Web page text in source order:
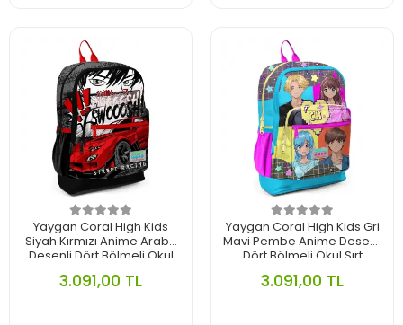
Yaygan Coral High Kids
Siyah Kırmızı Anime Araba
Desenli Dört Bölmeli Okul
3.091,00 TL
Yaygan Coral High Kids Gri
Mavi Pembe Anime Desenli
Dört Bölmeli Okul Sırt
3.091,00 TL